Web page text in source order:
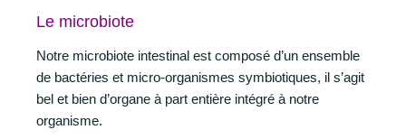
Le microbiote
Notre microbiote intestinal est composé d’un ensemble
de bactéries et micro-organismes symbiotiques, il s’agit
bel et bien d’organe à part entière intégré à notre
organisme.